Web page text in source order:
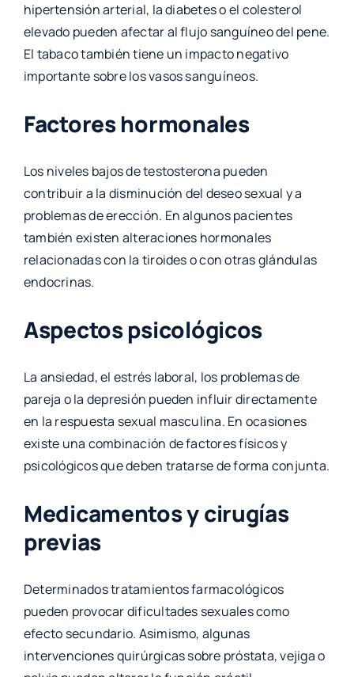
hipertensión arterial, la diabetes o el colesterol
elevado pueden afectar al flujo sanguíneo del pene.
El tabaco también tiene un impacto negativo
importante sobre los vasos sanguíneos.
Factores hormonales
Los niveles bajos de testosterona pueden
contribuir a la disminución del deseo sexual y a
problemas de erección. En algunos pacientes
también existen alteraciones hormonales
relacionadas con la tiroides o con otras glándulas
endocrinas.
Aspectos psicológicos
La ansiedad, el estrés laboral, los problemas de
pareja o la depresión pueden influir directamente
en la respuesta sexual masculina. En ocasiones
existe una combinación de factores físicos y
psicológicos que deben tratarse de forma conjunta.
Medicamentos y cirugías
previas
Determinados tratamientos farmacológicos
pueden provocar dificultades sexuales como
efecto secundario. Asimismo, algunas
intervenciones quirúrgicas sobre próstata, vejiga o